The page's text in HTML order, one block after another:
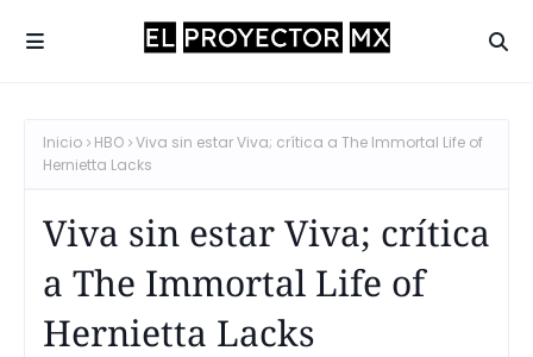
Inicio HBO Viva sin estar Viva; crítica a The Immortal Life of
Hernietta Lacks
Viva sin estar Viva; crítica
a The Immortal Life of
Hernietta Lacks